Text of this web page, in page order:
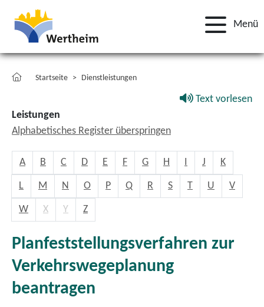
Menü
Startseite Dienstleistungen
Text vorlesen
Leistungen
Alphabetisches Register überspringen
A B C D E F G H I J K
L M N O P Q R S T U V
W X Y Z
Planfeststellungsverfahren zur
Verkehrswegeplanung
beantragen